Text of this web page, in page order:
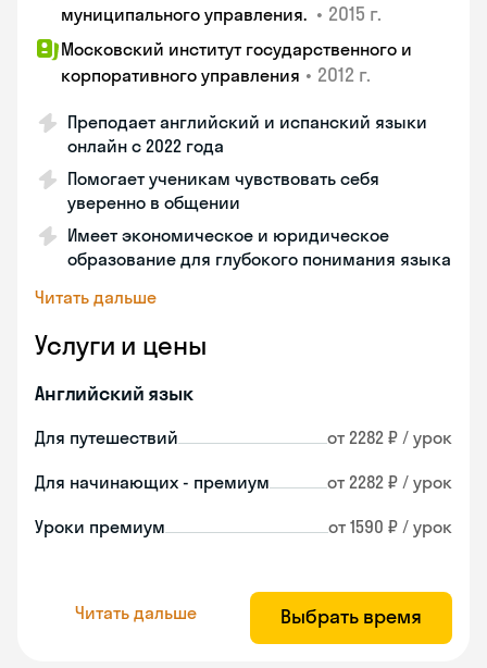
муниципального управления. • 2015 г.
Московский институт государственного и
корпоративного управления • 2012 г.
Преподает английский и испанский языки
онлайн с 2022 года
Помогает ученикам чувствовать себя
уверенно в общении
Имеет экономическое и юридическое
образование для глубокого понимания языка
Читать дальше
Услуги и цены
Английский язык
Для путешествий от 2282 ₽ / урок
Для начинающих - премиум от 2282 ₽ / урок
Уроки премиум от 1590 ₽ / урок
Читать дальше Выбрать время